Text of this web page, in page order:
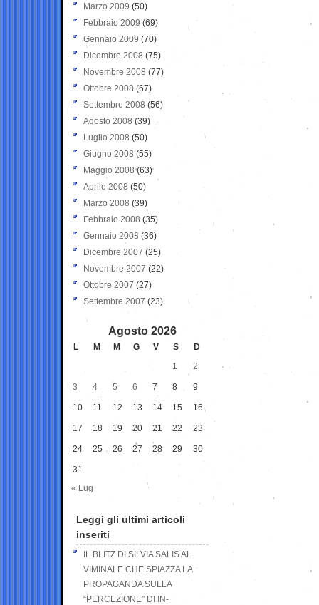
Marzo 2009 (50)
Febbraio 2009 (69)
Gennaio 2009 (70)
Dicembre 2008 (75)
Novembre 2008 (77)
Ottobre 2008 (67)
Settembre 2008 (56)
Agosto 2008 (39)
Luglio 2008 (50)
Giugno 2008 (55)
Maggio 2008(63)
Aprile 2008 (50)
Marzo 2008 (39)
Febbraio 2008 (35)
Gennaio 2008 (36)
Dicembre 2007 (25)
Novembre 2007 (22)
Ottobre 2007 (27)
Settembre 2007 (23)
Agosto 2026
L M M G V S
D
1
2
3 4 5 6 7 8 9
10 11 12 13 14 15 16
17 18 19 20 21 22 23
24 25 26 27 28 29 30
31
« Lug
Leggi gli ultimi articoli
inseriti
IL BLITZ DI SILVIA SALIS AL
VIMINALE CHE SPIAZZA LA
PROPAGANDA SULLA
“PERCEZIONE” DI IN-